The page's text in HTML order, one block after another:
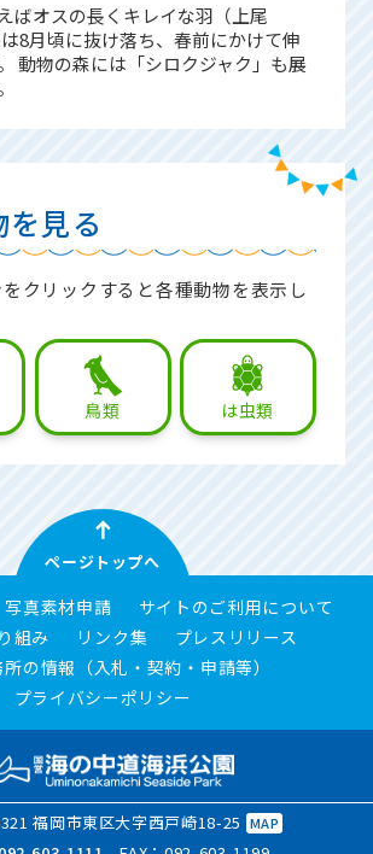
ばオスの長くキレイな羽（上尾
8月頃に抜け落ち、春前にかけて伸
動物の森には「シロクジャク」も展
見る
クリックすると各種動物を表示し
鳥類 は虫類
ページトップへ
写真素材申請
サイトのご利用について
組み
リンク集
プレスリリース
の情報（入札・契約・申請等）
プライバシーポリシー
福岡市東区大字西戸崎18-25 MAP